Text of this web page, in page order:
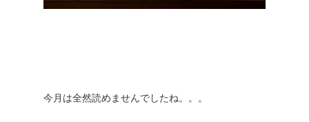
今月は全然読めませんでしたね。。。